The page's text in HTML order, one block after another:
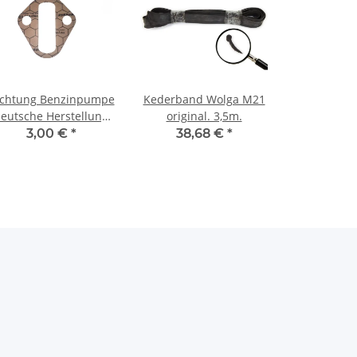
Benzinpumpe
Herstellung
Wolga M21-24.
3,00 € *
Kederband Wolga M21
original. 3,5m.
38,68 € *